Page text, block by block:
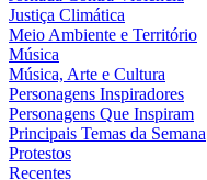
Justiça Climática
Meio Ambiente e Território
Música
Música, Arte e Cultura
Personagens Inspiradores
Personagens Que Inspiram
Principais Temas da Semana
Protestos
Recentes